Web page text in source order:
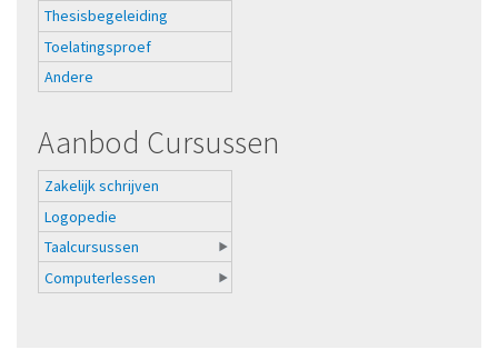
Thesisbegeleiding
Toelatingsproef
Andere
Aanbod Cursussen
Zakelijk schrijven
Logopedie
Taalcursussen
Computerlessen